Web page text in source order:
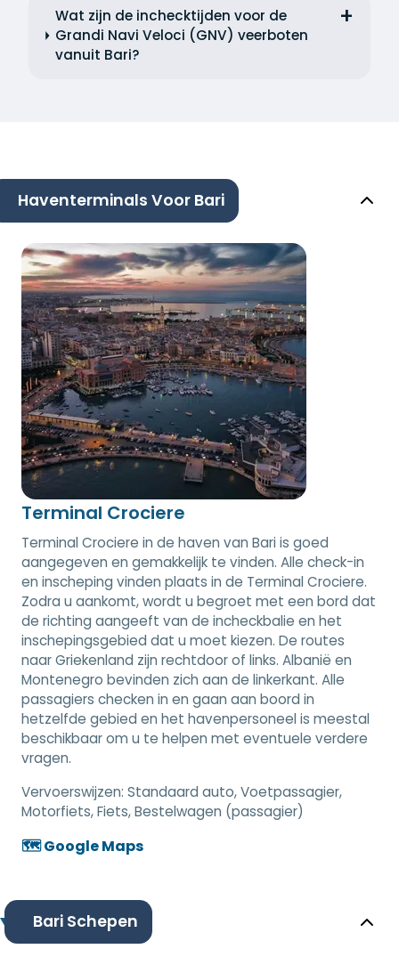
Wat zijn de inchecktijden voor de
Grandi Navi Veloci (GNV) veerboten
vanuit Bari?
Haventerminals Voor Bari
Terminal Crociere
Terminal Crociere in de haven van Bari is goed
aangegeven en gemakkelijk te vinden. Alle check-in
en inscheping vinden plaats in de Terminal Crociere.
Zodra u aankomt, wordt u begroet met een bord dat
de richting aangeeft van de incheckbalie en het
inschepingsgebied dat u moet kiezen. De routes
naar Griekenland zijn rechtdoor of links. Albanië en
Montenegro bevinden zich aan de linkerkant. Alle
passagiers checken in en gaan aan boord in
hetzelfde gebied en het havenpersoneel is meestal
beschikbaar om u te helpen met eventuele verdere
vragen.
Vervoerswijzen: Standaard auto, Voetpassagier,
Motorfiets, Fiets, Bestelwagen (passagier)
🗺️ Google Maps
Bari Schepen